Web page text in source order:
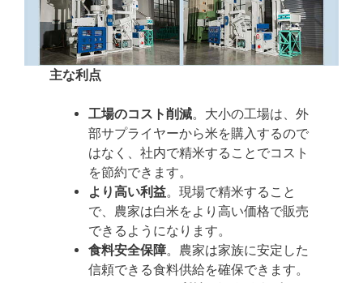
主な利点
工場のコスト削減。大小の工場は、外
部サプライヤーから米を購入するので
はなく、社内で精米することでコスト
を節約できます。
より高い利益。現場で精米すること
で、農家は白米をより高い価格で販売
できるようになります。
食料安全保障。農家は家族に安定した
信頼できる食料供給を確保できます。